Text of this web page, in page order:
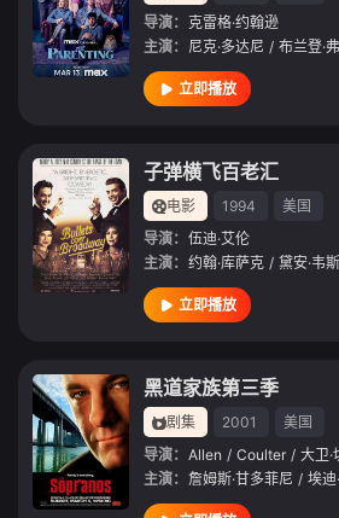
导演： 克雷格·约翰逊
主演： 尼克·多达尼 / 布兰登·
立即播放
子弹横飞百老汇
电影 1994
美国
导演： 伍迪·艾伦
主演： 约翰·库萨克 / 黛安·韦
立即播放
黑道家族第三季
剧集 2001
美国
导演： Allen / Coulter / 大卫·
主演： 詹姆斯·甘多菲尼 / 埃迪